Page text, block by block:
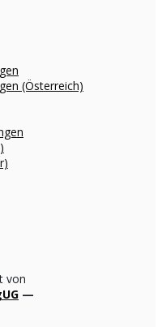
(Österreich)
von
—